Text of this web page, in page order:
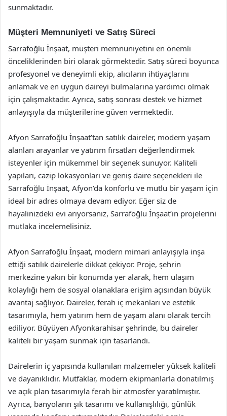
sunmaktadır.
Müşteri Memnuniyeti ve Satış Süreci
Sarrafoğlu İnşaat, müşteri memnuniyetini en önemli
önceliklerinden biri olarak görmektedir. Satış süreci boyunca
profesyonel ve deneyimli ekip, alıcıların ihtiyaçlarını
anlamak ve en uygun daireyi bulmalarına yardımcı olmak
için çalışmaktadır. Ayrıca, satış sonrası destek ve hizmet
anlayışıyla da müşterilerine güven vermektedir.
Afyon Sarrafoğlu İnşaat’tan satılık daireler, modern yaşam
alanları arayanlar ve yatırım fırsatları değerlendirmek
isteyenler için mükemmel bir seçenek sunuyor. Kaliteli
yapıları, cazip lokasyonları ve geniş daire seçenekleri ile
Sarrafoğlu İnşaat, Afyon’da konforlu ve mutlu bir yaşam için
ideal bir adres olmaya devam ediyor. Eğer siz de
hayalinizdeki evi arıyorsanız, Sarrafoğlu İnşaat’ın projelerini
mutlaka incelemelisiniz.
Afyon Sarrafoğlu İnşaat, modern mimari anlayışıyla inşa
ettiği satılık dairelerle dikkat çekiyor. Proje, şehrin
merkezine yakın bir konumda yer alarak, hem ulaşım
kolaylığı hem de sosyal olanaklara erişim açısından büyük
avantaj sağlıyor. Daireler, ferah iç mekanları ve estetik
tasarımıyla, hem yatırım hem de yaşam alanı olarak tercih
ediliyor. Büyüyen Afyonkarahisar şehrinde, bu daireler
kaliteli bir yaşam sunmak için tasarlandı.
Dairelerin iç yapısında kullanılan malzemeler yüksek kaliteli
ve dayanıklıdır. Mutfaklar, modern ekipmanlarla donatılmış
ve açık plan tasarımıyla ferah bir atmosfer yaratılmıştır.
Ayrıca, banyoların şık tasarımı ve kullanışlılığı, günlük